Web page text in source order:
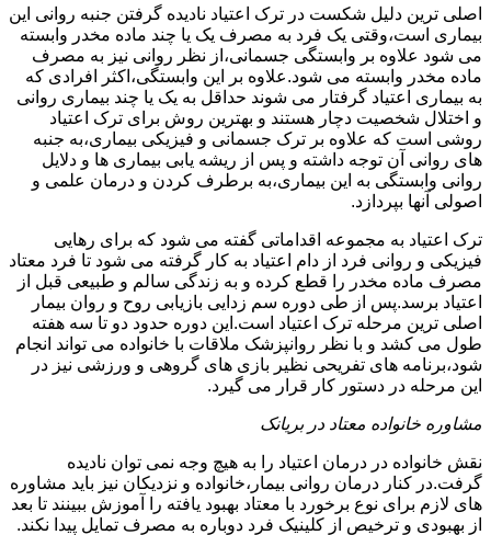
اصلی ترین دلیل شکست در ترک اعتیاد نادیده گرفتن جنبه روانی این
بیماری است،وقتی یک فرد به مصرف یک یا چند ماده مخدر وابسته
می شود علاوه بر وابستگی جسمانی،از نظر روانی نیز به مصرف
ماده مخدر وابسته می شود.علاوه بر این وابستگی،اکثر افرادی که
به بیماری اعتیاد گرفتار می شوند حداقل به یک یا چند بیماری روانی
و اختلال شخصیت دچار هستند و بهترین روش برای ترک اعتیاد
روشی است که علاوه بر ترک جسمانی و فیزیکی بیماری،به جنبه
های روانی آن توجه داشته و پس از ریشه یابی بیماری ها و دلایل
روانی وابستگی به این بیماری،به برطرف کردن و درمان علمی و
اصولی آنها بپردازد.
ترک اعتیاد به مجموعه اقداماتی گفته می شود که برای رهایی
فیزیکی و روانی فرد از دام اعتیاد به کار گرفته می شود تا فرد معتاد
مصرف ماده مخدر را قطع کرده و به زندگی سالم و طبیعی قبل از
اعتیاد برسد.پس از طی دوره سم زدایی بازیابی روح و روان بیمار
اصلی ترین مرحله ترک اعتیاد است.این دوره حدود دو تا سه هفته
طول می کشد و با نظر روانپزشک ملاقات با خانواده می تواند انجام
شود،برنامه های تفریحی نظیر بازی های گروهی و ورزشی نیز در
این مرحله در دستور کار قرار می گیرد.
مشاوره خانواده معتاد در بریانک
نقش خانواده در درمان اعتیاد را به هیچ وجه نمی توان نادیده
گرفت.در کنار درمان روانی بیمار،خانواده و نزدیکان نیز باید مشاوره
های لازم برای نوع برخورد با معتاد بهبود یافته را آموزش ببینند تا بعد
از بهبودی و ترخیص از کلینیک فرد دوباره به مصرف تمایل پیدا نکند.